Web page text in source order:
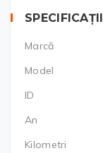
SPECIFICAȚII
Marcă
Model
ID
An
Kilometri